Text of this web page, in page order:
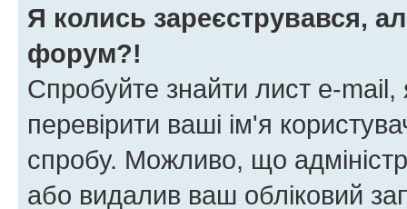
Я колись зареєструвався,
форум?!
Спробуйте знайти лист e-mail,
перевірити ваші ім'я
спробу. Можливо, що
або видалив ваш обліковий